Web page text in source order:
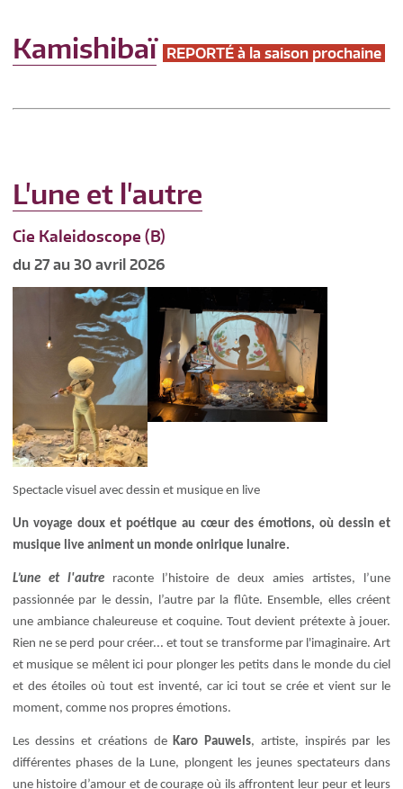
Kamishibaï REPORTÉ à la saison prochaine
L'une et l'autre
Cie Kaleidoscope (B)
du 27 au 30 avril 2026
Spectacle visuel avec dessin et musique en live
Un voyage doux et poétique au cœur des émotions, où dessin et
musique live animent un monde onirique lunaire.
L’une et l'autreraconte l’histoire de deux amies artistes, l’une
passionnée par le dessin, l’autre par la flûte. Ensemble, elles créent
une ambiance chaleureuse et coquine. Tout devient prétexte à jouer.
Rien ne se perd pour créer... et tout se transforme par l'imaginaire. Art
et musique se mêlent ici pour plonger les petits dans le monde du ciel
et des étoiles où tout est inventé, car ici tout se crée et vient sur le
moment, comme nos propres émotions.
Les dessins et créations deKaro Pauwels, artiste, inspirés par les
différentes phases de la Lune, plongent les jeunes spectateurs dans
une histoire d’amour et de courage où ils affrontent leur peur et leurs